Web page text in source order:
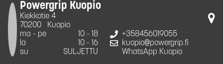
Powergrip Kuopio
Kiekkotie 4
70200
Kuopio
ma - pe
10 - 18
la
10 - 16
su
SULJETTU
+358456019055
kuopio@powergrip.fi
WhatsApp Kuopio